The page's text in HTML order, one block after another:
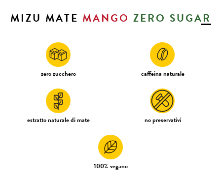
MIZU MATE MANGO ZERO SUGAR
zero zucchero caffeina naturale
estratto naturale di mate no preservativi
100% vegano